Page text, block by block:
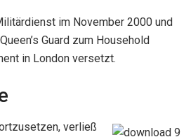
im November 2000 und
Guard zum Household
in London versetzt.
verließ